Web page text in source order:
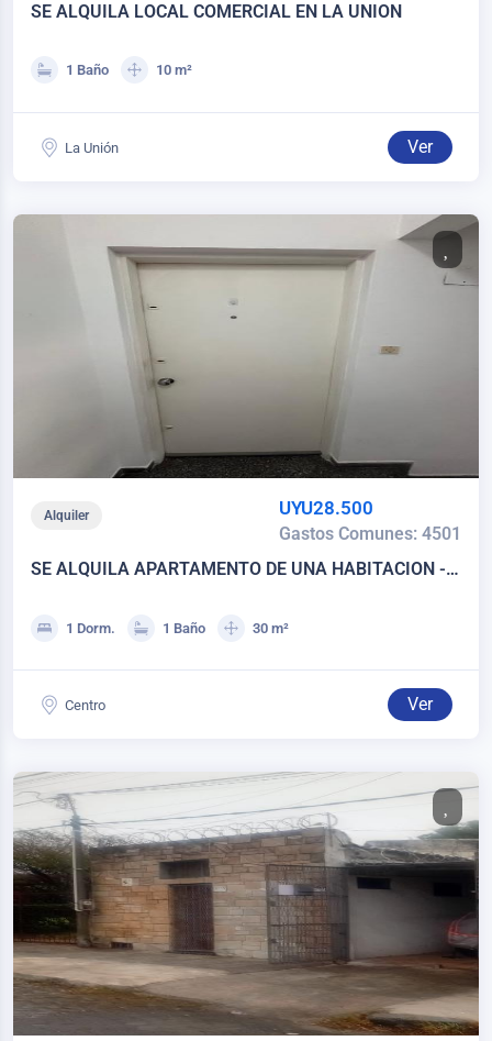
SE ALQUILA LOCAL COMERCIAL EN LA UNION
1 Baño 10 m²
La Unión Ver
Alquiler UYU28.500
Gastos Comunes: 4501
SE ALQUILA APARTAMENTO DE UNA HABITACION -
1 Dorm. 1 Baño 30 m²
Centro Ver